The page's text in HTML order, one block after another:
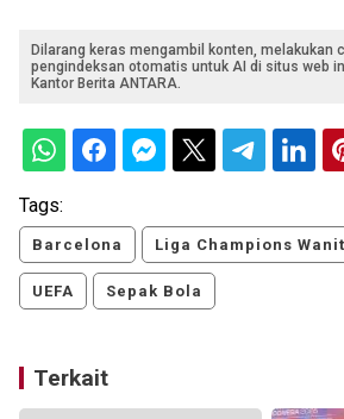
Dilarang keras mengambil konten, melakukan
pengindeksan otomatis untuk AI di situs web
Kantor Berita ANTARA.
Tags:
Barcelona Liga Champions
UEFA Sepak Bola
Terkait